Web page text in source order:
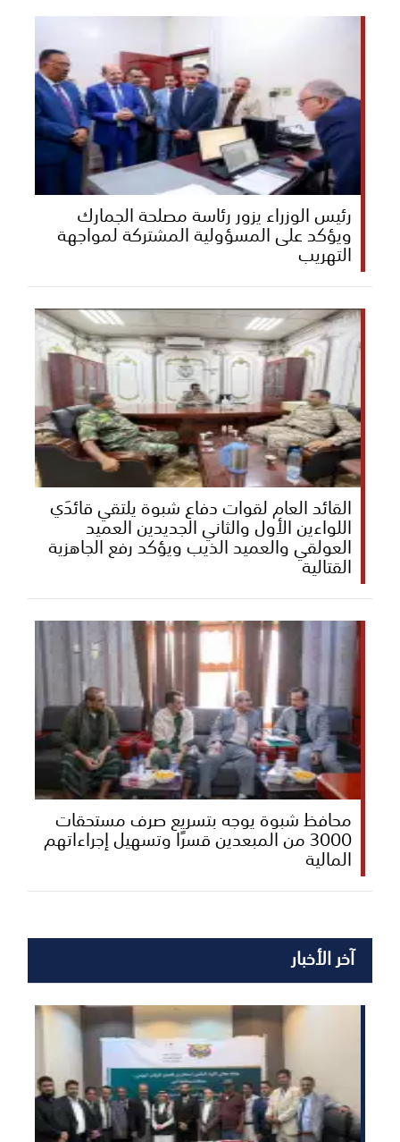
رئيس الوزراء يزور رئاسة مصلحة الجمارك
ويؤكد على المسؤولية المشتركة لمواجهة
التهريب
القائد العام لقوات دفاع شبوة يلتقي قائدَي
اللواءين الأول والثاني الجديدين العميد
العولقي والعميد الذيب ويؤكد رفع الجاهزية
القتالية
محافظ شبوة يوجه بتسريع صرف مستحقات
3000 من المبعدين قسرًا وتسهيل إجراءاتهم
المالية
آخر الأخبار